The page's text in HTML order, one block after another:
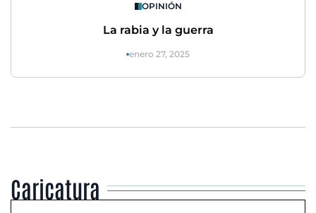
OPINIÓN
La rabia y la guerra
enero 27, 2025
Caricatura